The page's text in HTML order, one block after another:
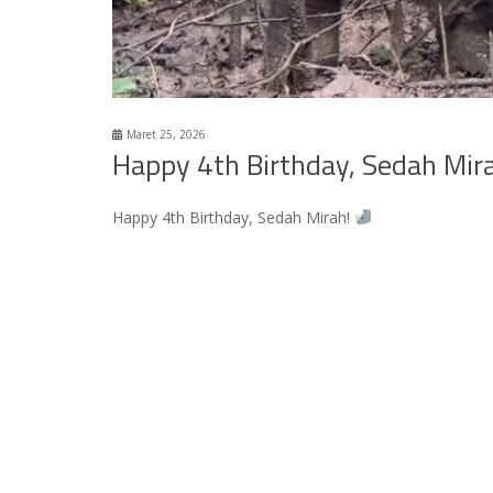
Maret 25, 2026
Happy 4th Birthday, Sedah
Happy 4th Birthday, Sedah Mirah!